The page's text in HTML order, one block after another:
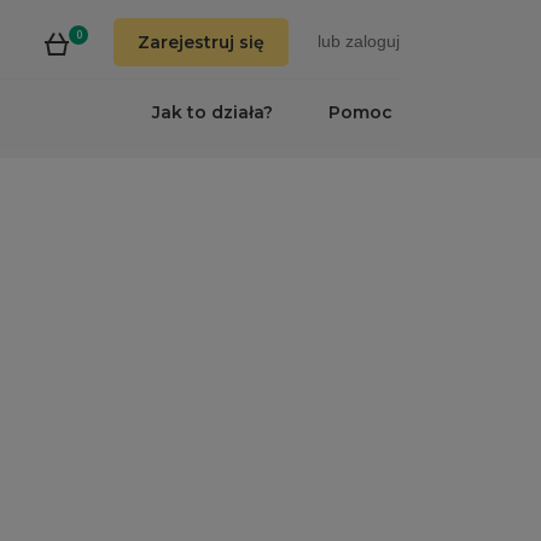
0 Zarejestruj się lub zaloguj
Pomoc
Jak to działa?